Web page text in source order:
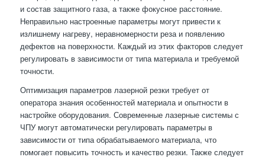
и состав защитного газа, а также фокусное расстояние.
Неправильно настроенные параметры могут привести к
излишнему нагреву, неравномерности реза и появлению
дефектов на поверхности. Каждый из этих факторов следует
регулировать в зависимости от типа материала и требуемой
точности.
Оптимизация параметров лазерной резки требует от
оператора знания особенностей материала и опытности в
настройке оборудования. Современные лазерные системы с
ЧПУ могут автоматически регулировать параметры в
зависимости от типа обрабатываемого материала, что
помогает повысить точность и качество резки. Также следует